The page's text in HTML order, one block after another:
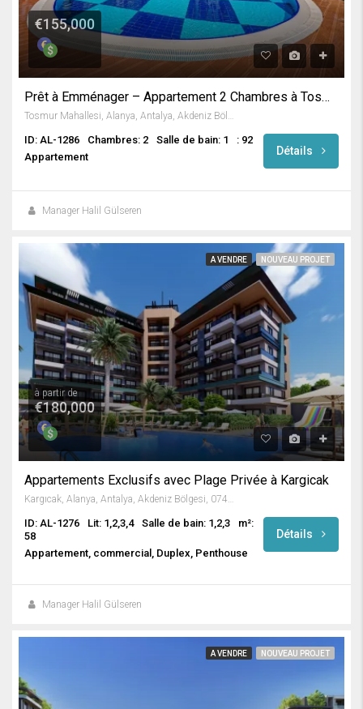
€155,000
Prêt à Emménager – Appartement 2 Chambres à Tosmur / Alanya
ID: AL-1286 Chambres: 2 Salle de bain: 1
: 92
Appartement
Détails
Manager Halil Gülseren
A VENDRE NOUVEAU PROJET
à partir de
€180,000
Appartements Exclusifs avec Plage Privée à Kargicak
Kargıcak, Alanya, Antalya, Akdeniz Bölgesi, 07435, Türkiye
ID: AL-1276 Lit: 1,2,3,4 Salle de bain: 1,2,3
m²:
58
Appartement, commercial, Duplex, Penthouse
Détails
Manager Halil Gülseren
A VENDRE NOUVEAU PROJET